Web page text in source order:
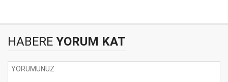
HABERE YORUM KAT